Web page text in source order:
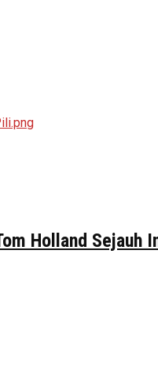
Holland Sejauh